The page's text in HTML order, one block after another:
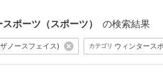
ポーツ（スポーツ） の検索結果
ノースフェイス) カテゴリ ウィンタース